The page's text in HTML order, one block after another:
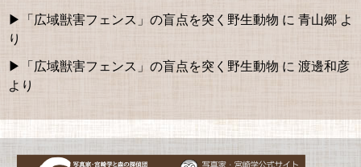
「広域獣害フェンス」の盲点を突く野生動物 に 青山郷 よ
り
「広域獣害フェンス」の盲点を突く野生動物 に 渡邊和彦
より